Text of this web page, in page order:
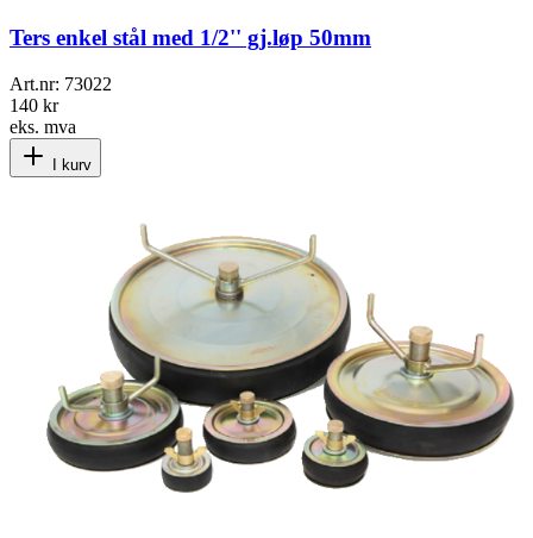
Ters enkel stål med 1/2'' gj.løp 50mm
Art.nr: 73022
140 kr
eks. mva
I kurv